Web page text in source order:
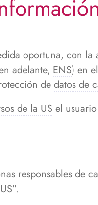
oportuna, con la
adelante, ENS) en
de datos de
de la US el
responsables de